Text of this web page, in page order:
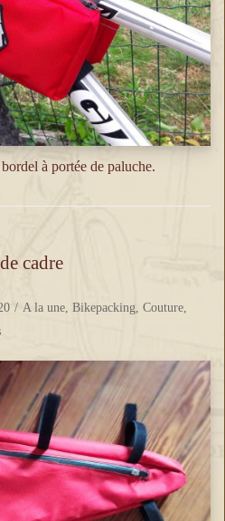
à portée de paluche.
cadre
A la une, Bikepacking, Couture,